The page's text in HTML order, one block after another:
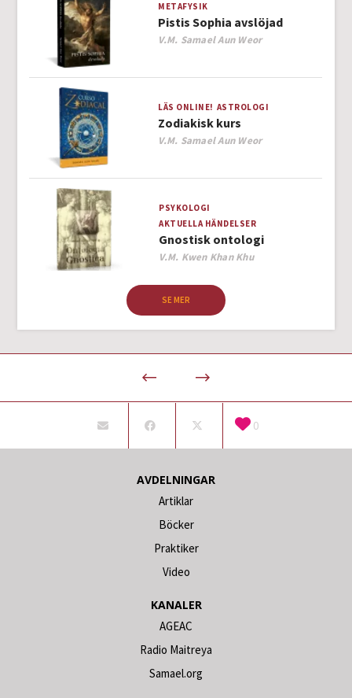
METAFYSIK
Pistis Sophia avslöjad
Author
V.M. Samael Aun Weor
LÄS ONLINE! ASTROLOGI
Zodiakisk kurs
Author
V.M. Samael Aun Weor
PSYKOLOGI
AKTUELLA HÄNDELSER
Gnostisk ontologi
Author
V.M. Kwen Khan Khu
SE MER
0
AVDELNINGAR
Artiklar
Böcker
Praktiker
Video
KANALER
AGEAC
Radio Maitreya
Samael.org